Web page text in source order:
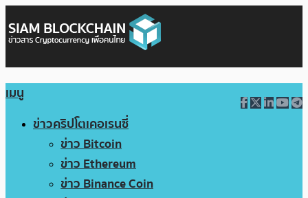
เมนู
ข่าวคริปโตเคอเรนซี่
ข่าว Bitcoin
ข่าว Ethereum
ข่าว Binance Coin